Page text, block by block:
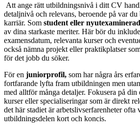
Att ange rätt utbildningsnivå i ditt CV
detaljnivå och relevans, beroende på var
karriär. Som student eller nyutexaminerad
av dina starkaste meriter. Här bör du
examensdatum, relevanta kurser och
också nämna projekt eller praktikplatser
för det jobb du söker.
För en juniorprofil, som har några års
fortfarande lyfta fram utbildningen men
med alltför många detaljer. Fokusera på din
kurser eller specialiseringar som är direkt
det här stadiet är arbetslivserfarenheter ofta
utbildningsdelen kort och koncis.